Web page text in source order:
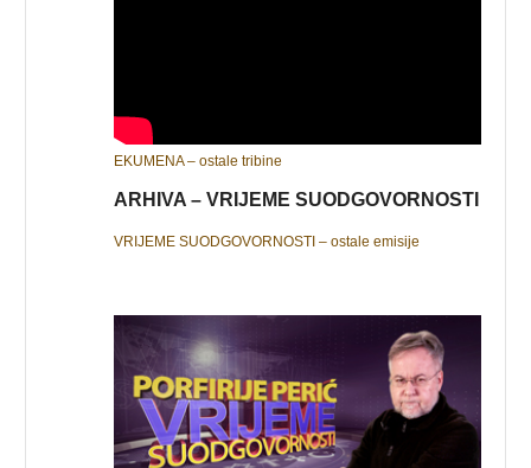
EKUMENA – ostale tribine
ARHIVA – VRIJEME SUODGOVORNOSTI
VRIJEME SUODGOVORNOSTI – ostale emisije